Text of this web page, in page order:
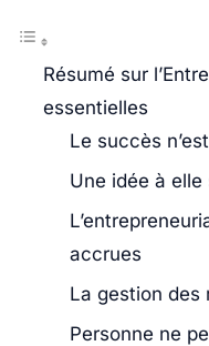
Résumé sur
essentielles
Le succès
Une idée à
accrues
La gestion des
Personne ne